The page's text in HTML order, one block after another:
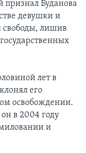
Буданова
девушки и
свободы, лишив
лет в
его
освобождении.
в 2004 году
и